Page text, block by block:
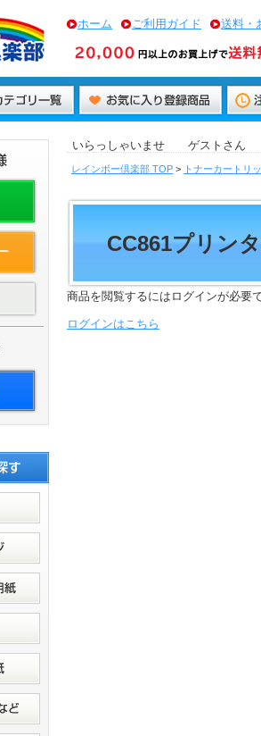
ホーム ご利用ガイド 送料・
いらっしゃいませ ゲストさん
レインボー倶楽部 TOP > トナーカートリ
CC861プリン
商品を閲覧するにはログインが必要
ログインはこちら